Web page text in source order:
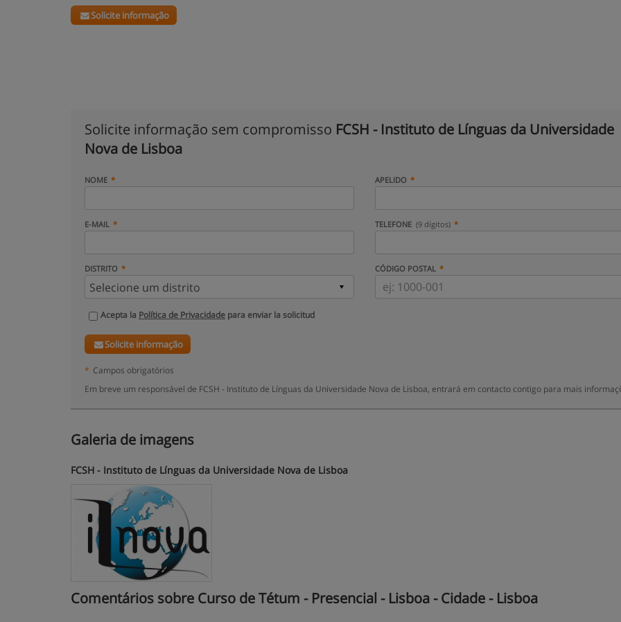
Solicite informação
Solicite informação sem compromisso FCSH - Instituto de Línguas da Universidade
Nova de Lisboa
NOME APELIDO
E-MAIL TELEFONE (9 dígitos)
DISTRITO CÓDIGO POSTAL
Acepta la Política de Privacidade para enviar la solicitud
Solicite informação
* Campos obrigatórios
Em breve um responsável de FCSH - Instituto de Línguas da Universidade Nova de Lisboa, entrará em contacto contigo para mais
Galeria de imagens
FCSH - Instituto de Línguas da Universidade Nova de Lisboa
Comentários sobre Curso de Tétum - Presencial - Lisboa - Cidade - Lisboa